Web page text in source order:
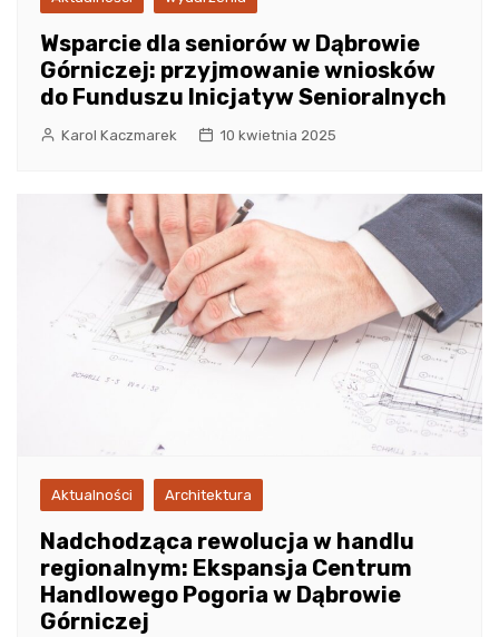
Wsparcie dla seniorów w Dąbrowie
Górniczej: przyjmowanie wniosków
do Funduszu Inicjatyw Senioralnych
Karol Kaczmarek 10 kwietnia 2025
Aktualności Architektura
Nadchodząca rewolucja w handlu
regionalnym: Ekspansja Centrum
Handlowego Pogoria w Dąbrowie
Górniczej